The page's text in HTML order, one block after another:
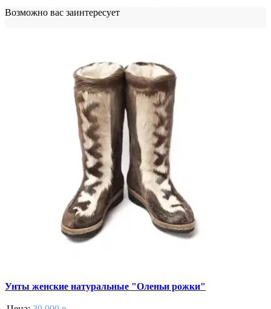
Возможно вас заинтересует
Унты женские натуральные "Оленьи рожки"